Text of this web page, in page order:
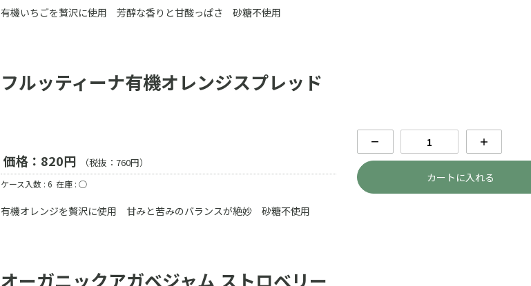
有機いちごを贅沢に使用 芳醇な香りと甘酸っぱさ 砂糖不使用
フルッティーナ有機オレンジスプレッド
価格：820円 （税抜：760円）
ケース入数 : 6 在庫 : ○
－ ＋
カートに入れる
有機オレンジを贅沢に使用 甘みと苦みのバランスが絶妙 砂糖不使用
オーガニックアガベジャム ストロベリー